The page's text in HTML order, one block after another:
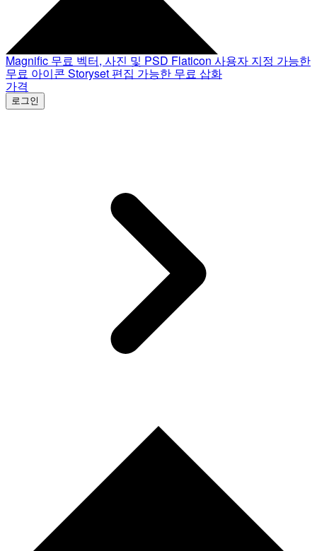
Magnific 무료 벡터, 사진 및 PSD Flaticon 사용자 지정 가능한
무료 아이콘 Storyset 편집 가능한 무료 삽화
가격
로그인